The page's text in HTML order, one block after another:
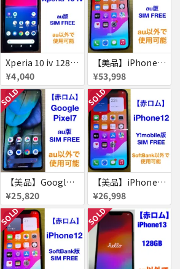
Xperia 10 iv 128GB 赤ロム
¥4,040
【美品】iPhone14 128GB 赤ロム
¥53,998
SOLD
【美品】Google Pixel7 128GB 赤ロム
¥25,820
SOLD
【美品】iPhone12 256GB 赤ロム
¥26,998
SOLD SOLD